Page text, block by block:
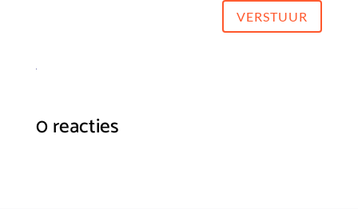
VERSTUUR
0 reacties